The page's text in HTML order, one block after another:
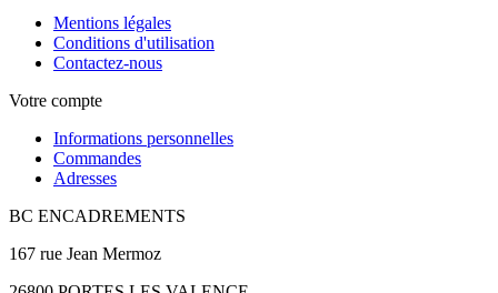
Mentions légales
Conditions d'utilisation
Contactez-nous
Votre compte
Informations personnelles
Commandes
Adresses
BC ENCADREMENTS
167 rue Jean Mermoz